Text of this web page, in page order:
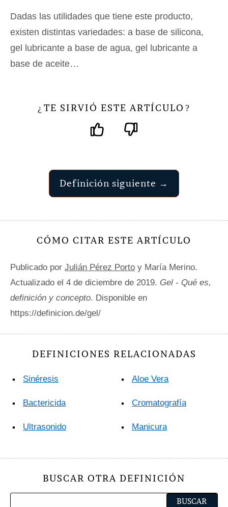
Dadas las utilidades que tiene este producto,
existen distintas variedades: a base de silicona,
gel lubricante a base de agua, gel lubricante a
base de aceite…
¿ TE SIRVIÓ ESTE ARTÍCULO ?
Definición siguiente →
CÓMO CITAR ESTE ARTÍCULO
Publicado por Julián Pérez Porto y María Merino.
Actualizado el 4 de diciembre de 2019. Gel - Qué es,
definición y concepto. Disponible en
https://definicion.de/gel/
DEFINICIONES RELACIONADAS
Sinéresis
Bactericida
Ultrasonido
Aloe Vera
Cromatografía
Manicura
BUSCAR OTRA DEFINICIÓN